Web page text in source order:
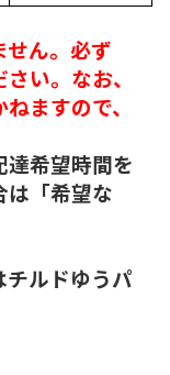
ん。必ず
い。なお、
ますので、
希望時間を
は「希望な
ルドゆうパ